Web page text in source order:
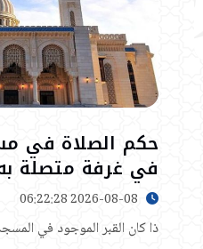
حكم الصلاة في
في غرفة متصلة
ذا كان القبر الموجود في